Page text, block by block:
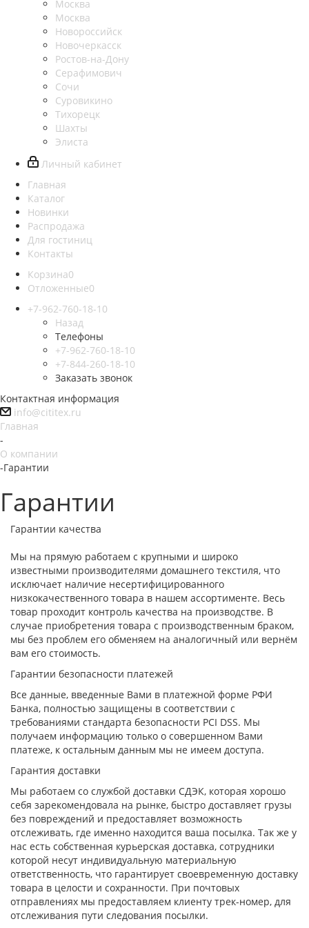
Москва
Москва
Новороссийск
Новочеркасск
Ростов-на-Дону
Серафимович
Сочи
Суровикино
Тихорецк
Шахты
Элиста
Личный кабинет
Главная
Каталог
Новинки
Распродажа
Для гостиниц
Контакты
Корзина0
Отложенные0
+7-962-760-18-10
Назад
Телефоны
+7-962-760-18-10
+7-844-260-18-10
Заказать звонок
Контактная информация
info@cititex.ru
Главная
-
О компании
-Гарантии
Гарантии
Гарантии качества
Мы на прямую работаем с крупными и широко
известными производителями домашнего текстиля, что
исключает наличие несертифицированного
низкокачественного товара в нашем ассортименте. Весь
товар проходит контроль качества на производстве. В
случае приобретения товара с производственным браком,
мы без проблем его обменяем на аналогичный или вернём
вам его стоимость.
Гарантии безопасности платежей
Все данные, введенные Вами в платежной форме РФИ
Банка, полностью защищены в соответствии с
требованиями стандарта безопасности PCI DSS. Мы
получаем информацию только о совершенном Вами
платеже, к остальным данным мы не имеем доступа.
Гарантия доставки
Мы работаем со службой доставки СДЭК, которая хорошо
себя зарекомендовала на рынке, быстро доставляет грузы
без повреждений и предоставляет возможность
отслеживать, где именно находится ваша посылка. Так же у
нас есть собственная курьерская доставка, сотрудники
которой несут индивидуальную материальную
ответственность, что гарантирует своевременную доставку
товара в целости и сохранности. При почтовых
отправлениях мы предоставляем клиенту трек-номер, для
отслеживания пути следования посылки.